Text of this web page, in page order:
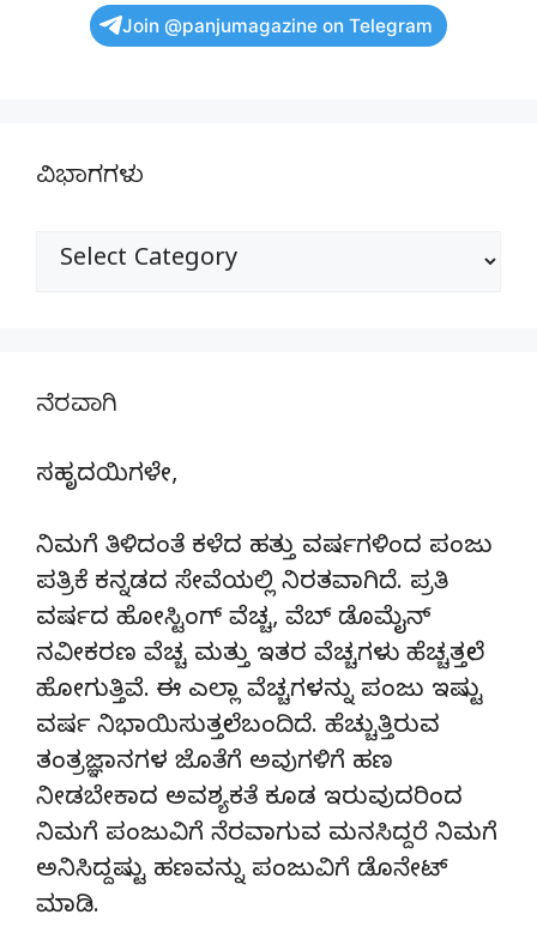
Join @panjumagazine on Telegram
ವಿಭಾಗಗಳು
ವಿಭಾಗಗಳು
ನೆರವಾಗಿ
ಸಹೃದಯಿಗಳೇ,
ನಿಮಗೆ ತಿಳಿದಂತೆ ಕಳೆದ ಹತ್ತು ವರ್ಷಗಳಿಂದ ಪಂಜು
ಪತ್ರಿಕೆ ಕನ್ನಡದ ಸೇವೆಯಲ್ಲಿ ನಿರತವಾಗಿದೆ. ಪ್ರತಿ
ವರ್ಷದ ಹೋಸ್ಟಿಂಗ್‌ ವೆಚ್ಚ, ವೆಬ್‌ ಡೊಮೈನ್‌
ನವೀಕರಣ ವೆಚ್ಚ ಮತ್ತು ಇತರ ವೆಚ್ಚಗಳು ಹೆಚ್ಚತ್ತಲೇ
ಹೋಗುತ್ತಿವೆ. ಈ ಎಲ್ಲಾ ವೆಚ್ಚಗಳನ್ನು ಪಂಜು ಇಷ್ಟು
ವರ್ಷ ನಿಭಾಯಿಸುತ್ತಲೇ ಬಂದಿದೆ. ಹೆಚ್ಚುತ್ತಿರುವ
ತಂತ್ರಜ್ಞಾನಗಳ ಜೊತೆಗೆ ಅವುಗಳಿಗೆ ಹಣ
ನೀಡಬೇಕಾದ ಅವಶ್ಯಕತೆ ಕೂಡ ಇರುವುದರಿಂದ
ನಿಮಗೆ ಪಂಜುವಿಗೆ ನೆರವಾಗುವ ಮನಸಿದ್ದರೆ ನಿಮಗೆ
ಅನಿಸಿದ್ದಷ್ಟು ಹಣವನ್ನು ಪಂಜುವಿಗೆ ಡೊನೇಟ್‌
ಮಾಡಿ.